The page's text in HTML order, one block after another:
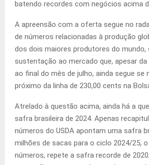
batendo recordes com negócios acima
A apreensão com a oferta segue no
de números relacionadas à produção
dos dois maiores produtores do mundo,
sustentação ao mercado que, apesar
ao final do mês de julho, ainda segue se
próximo da linha de 230,00 cents na
Atrelado à questão acima, ainda há a
safra brasileira de 2024. Apenas
números do USDA apontam uma safra
milhões de sacas para o ciclo 2024/25,
números, repete a safra recorde de